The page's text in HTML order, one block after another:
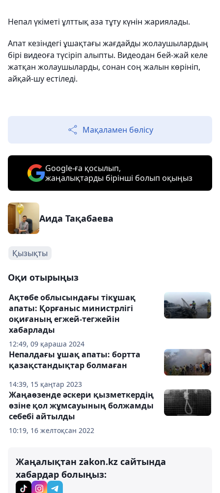
Непал үкіметі ұлттық аза тұту күнін жариялады.
Апат кезіндегі ұшақтағы жағдайды жолаушылардың
бірі видеоға түсіріп алыпты. Видеодан бей-жай келе
жатқан жолаушыларды, сонан соң жалын көрініп,
айқай-шу естіледі.
Мақаламен бөлісу
Google-ға қосылып,
жаңалықтарды бірінші болып оқыңыз
Аида Тақабаева
Қызықты
Оқи отырыңыз
12:49, 09 қараша 2024
Ақтөбе облысындағы тікұшақ
апаты: Қорғаныс министрлігі
оқиғаның егжей-тегжейін
хабарлады
14:39, 15 қаңтар 2023
Непалдағы ұшақ апаты: бортта
қазақстандықтар болмаған
10:19, 16 желтоқсан 2022
Жаңаөзенде әскери қызметкердің
өзіне қол жұмсауының болжамды
себебі айтылды
Жаңалықтан zakon.kz сайтында
хабардар болыңыз: